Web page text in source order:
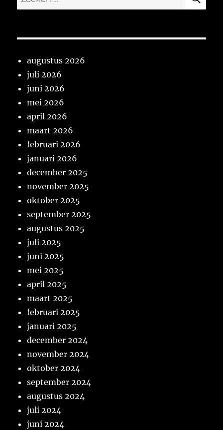
naar:
augustus 2026
juli 2026
juni 2026
mei 2026
april 2026
maart 2026
februari 2026
januari 2026
december 2025
november 2025
oktober 2025
september 2025
augustus 2025
juli 2025
juni 2025
mei 2025
april 2025
maart 2025
februari 2025
januari 2025
december 2024
november 2024
oktober 2024
september 2024
augustus 2024
juli 2024
juni 2024